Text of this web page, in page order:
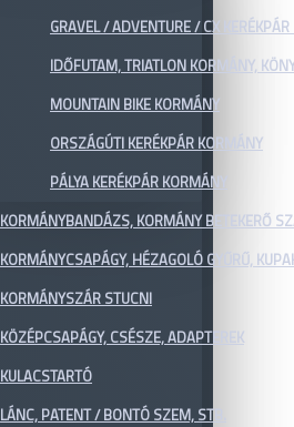
GRAVEL / ADVENTURE / CX
IDŐFUTAM, TRIATLON KORMÁNY,
MOUNTAIN BIKE KORMÁNY
ORSZÁGÚTI KERÉKPÁR KORMÁNY
PÁLYA KERÉKPÁR KORMÁNY
KORMÁNYBANDÁZS, KORMÁNY BETEKERŐ
KORMÁNYCSAPÁGY, HÉZAGOLÓ GYŰRŰ,
KORMÁNYSZÁR STUCNI
KÖZÉPCSAPÁGY, CSÉSZE, ADAPTEREK
KULACSTARTÓ
LÁNC, PATENT / BONTÓ SZEM, STB.